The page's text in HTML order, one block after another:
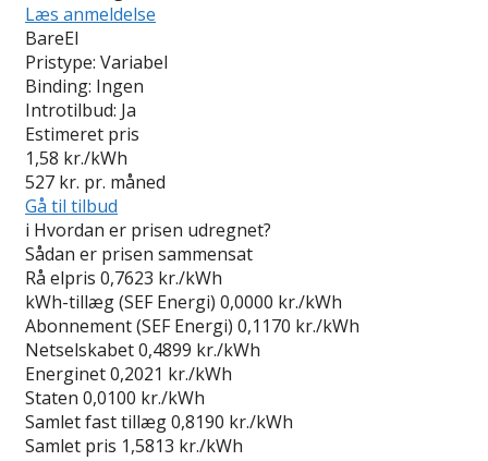
Læs anmeldelse
BareEl
Pristype: Variabel
Binding: Ingen
Introtilbud: Ja
Estimeret pris
1,58 kr./kWh
527 kr. pr. måned
Gå til tilbud
i Hvordan er prisen udregnet?
Sådan er prisen sammensat
Rå elpris 0,7623 kr./kWh
kWh-tillæg (SEF Energi) 0,0000 kr./kWh
Abonnement (SEF Energi) 0,1170 kr./kWh
Netselskabet0,4899 kr./kWh
Energinet0,2021 kr./kWh
Staten 0,0100 kr./kWh
Samlet fast tillæg0,8190 kr./kWh
Samlet pris 1,5813 kr./kWh